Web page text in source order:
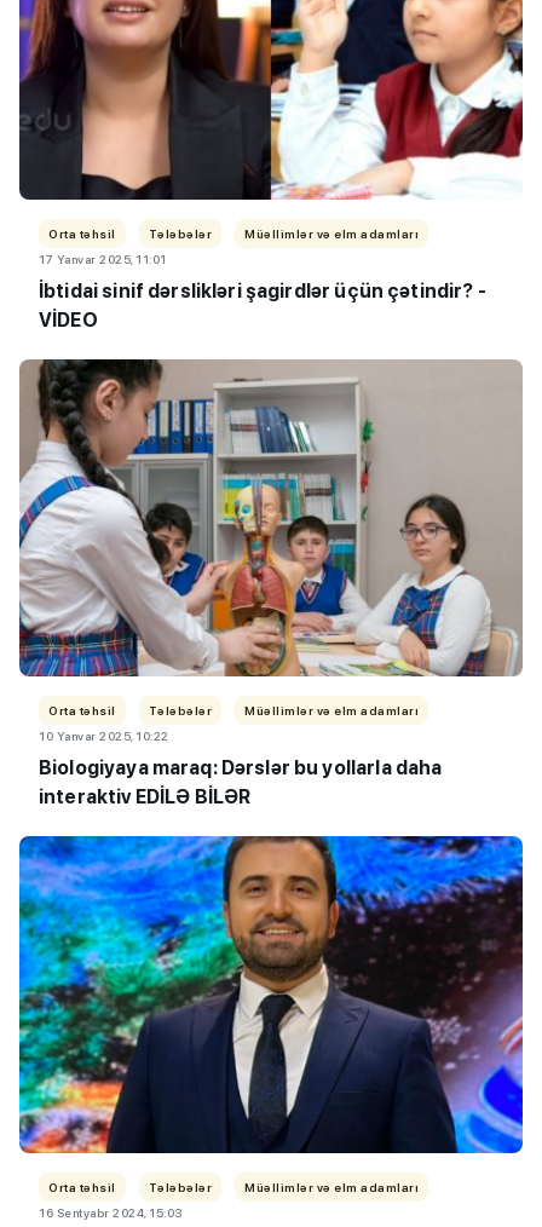
Orta təhsil Tələbələr
Müəllimlər və elm adamları
17 Yanvar 2025, 11:01
İbtidai sinif dərslikləri şagirdlər üçün çətindir? -
VİDEO
Orta təhsil Tələbələr
Müəllimlər və elm adamları
10 Yanvar 2025, 10:22
Biologiyaya maraq: Dərslər bu yollarla daha
interaktiv EDİLƏ BİLƏR
Orta təhsil Tələbələr
Müəllimlər və elm adamları
16 Sentyabr 2024, 15:03